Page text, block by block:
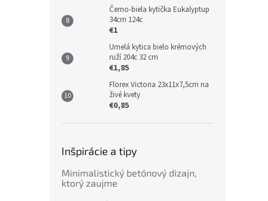
Černo-biela kytička Eukalyptup
34cm 124c
€1
Umelá kytica bielo krémových
ruží 204c 32 cm
€1,85
Florex Victoria 23x11x7,5cm na
živé kvety
€0,85
Inšpirácie a tipy
Minimalistický betónový dizajn,
ktorý zaujme